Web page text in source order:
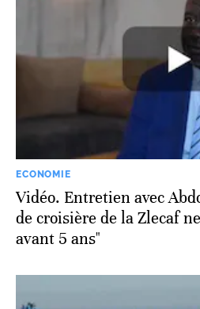
ECONOMIE
Vidéo. Entretien avec
de croisière de la Zlecaf
avant 5 ans"